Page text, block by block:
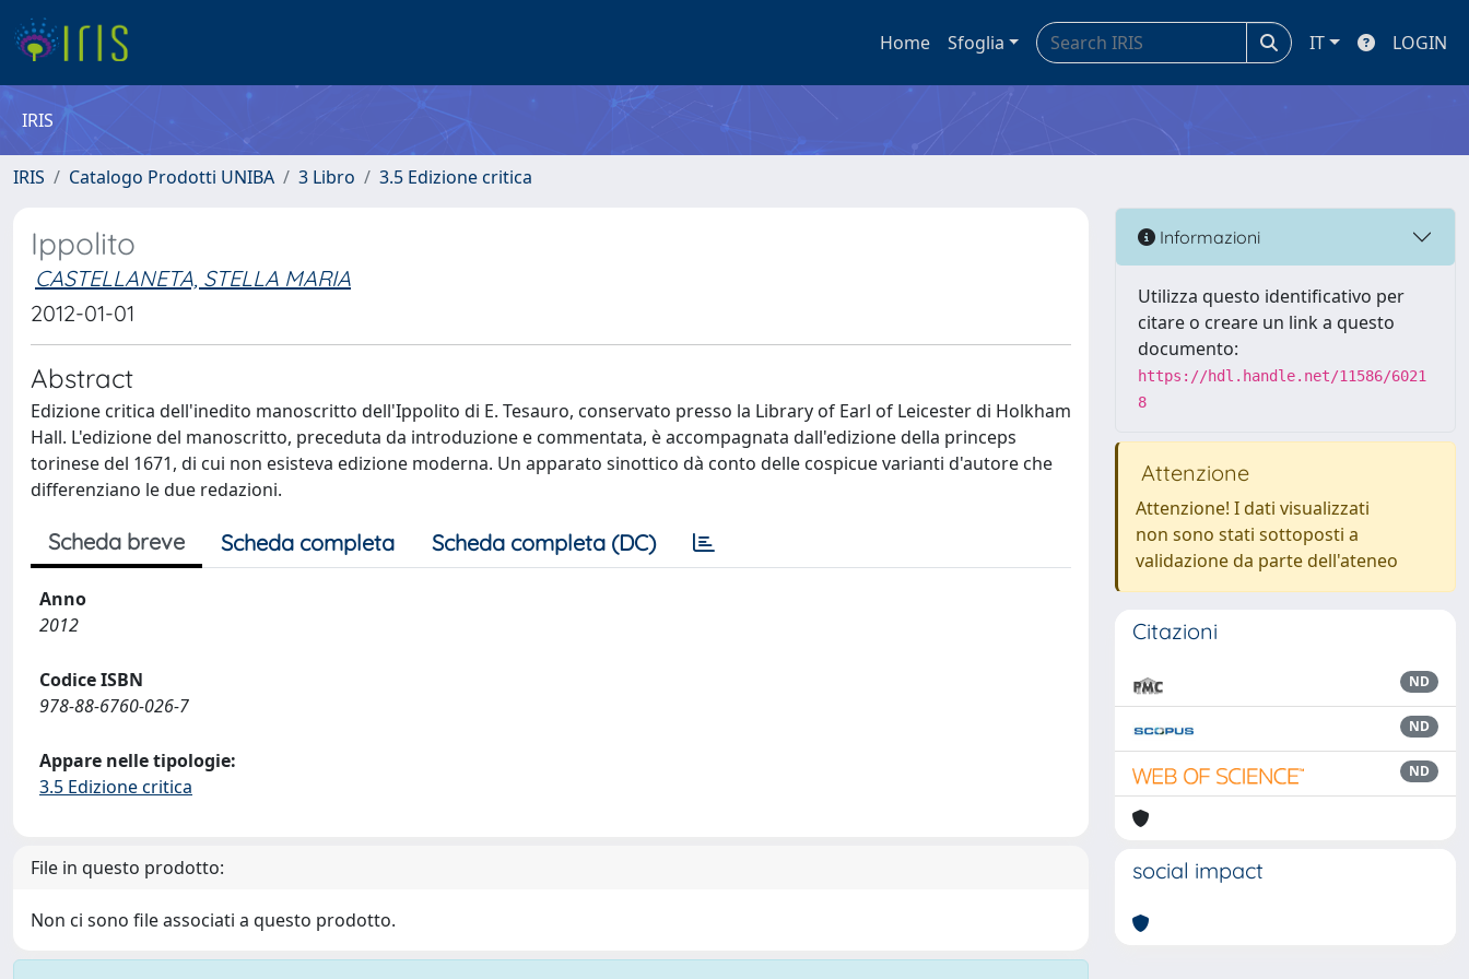
Home Sfoglia IT LOGIN
IRIS
IRIS Catalogo Prodotti UNIBA 3 Libro 3.5 Edizione critica
Ippolito
CASTELLANETA, STELLA MARIA
2012-01-01
Abstract
Edizione critica dell'inedito manoscritto dell'Ippolito di E. Tesauro, conservato presso la Library of Earl of Leicester di Holkham
Hall. L'edizione del manoscritto, preceduta da introduzione e commentata, è accompagnata dall'edizione della princeps
torinese del 1671, di cui non esisteva edizione moderna. Un apparato sinottico dà conto delle cospicue varianti d'autore che
differenziano le due redazioni.
Scheda breve Scheda completa Scheda completa (DC)
Anno
2012
Codice ISBN
978-88-6760-026-7
Appare nelle tipologie:
3.5 Edizione critica
File in questo prodotto:
Non ci sono file associati a questo prodotto.
Informazioni
Utilizza questo identificativo per
citare o creare un link a questo
documento:
https://hdl.handle.net/11586/6021
8
Attenzione
Attenzione! I dati visualizzati
non sono stati sottoposti a
validazione da parte dell'ateneo
Citazioni
ND
ND
ND
social impact